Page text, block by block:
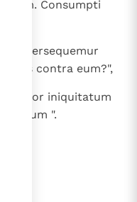
Consumpti
persequemur
contra eum?",
ultor iniquitatum
".